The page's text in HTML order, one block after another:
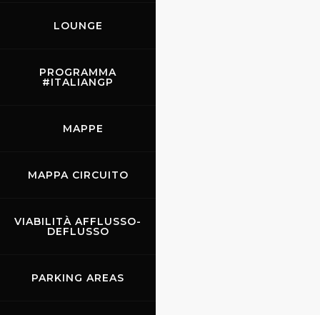
LOUNGE
PROGRAMMA
#ITALIANGP
MAPPE
MAPPA CIRCUITO
VIABILITÀ AFFLUSSO-
DEFLUSSO
PARKING AREAS